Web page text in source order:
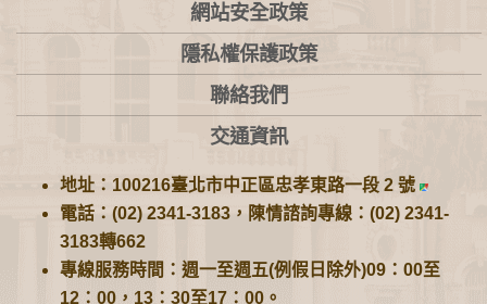
網站安全政策
隱私權保護政策
聯絡我們
交通資訊
地址：100216臺北市中正區忠孝東路一段 2 號
電話：(02) 2341-3183，陳情諮詢專線：(02) 2341-
3183轉662
專線服務時間：週一至週五(例假日除外)09：00至
12：00，13：30至17：00。